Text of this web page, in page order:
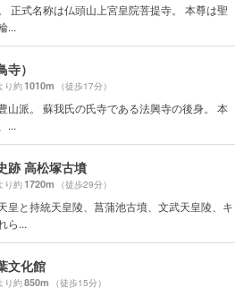
正式名称は仏頭山上宮皇院菩提寺。 本尊は聖
...
）
り約1010m （徒歩17分）
山派。 蘇我氏の氏寺である法興寺の後身。 本
...
跡 高松塚古墳
り約1720m （徒歩29分）
皇と持統天皇陵、菖蒲池古墳、文武天皇陵、キ
ら...
文化館
り約850m （徒歩15分）